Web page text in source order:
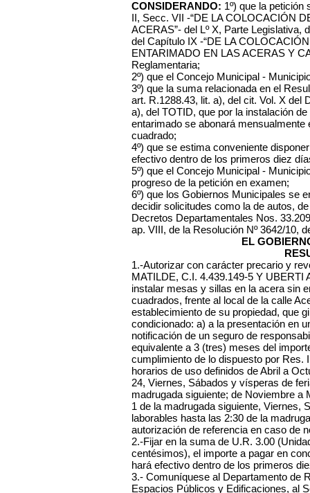
CONSIDERANDO: 1º) que la
II, Secc. VII -“DE LA COLOCACIÓN
ACERAS”- del Lº X, Parte Legislativa,
del Capítulo IX -“DE LA
ENTARIMADO EN LAS ACERAS Y
Reglamentaria;
2º) que el Concejo Municipal -
3º) que la suma relacionada en el
art. R.1288.43, lit. a), del cit. Vol. X del
a), del TOTID, que por la instalación
entarimado se abonará
cuadrado;
4º) que se estima conveniente
efectivo dentro de los primeros diez
5º) que el Concejo Municipal -
progreso de la petición en examen;
6º) que los Gobiernos Municipales se
decidir solicitudes como la de autos,
Decretos Departamentales Nos.
ap. VIII, de la Resolución Nº 3642/10,
EL
1.-Autorizar con carácter precario y
MATILDE, C.I. 4.439.149-5 Y UBERTI
instalar mesas y sillas en la acera sin
cuadrados, frente al local de la calle
establecimiento de su propiedad, que
condicionado: a) a la presentación en
notificación de un seguro de
equivalente a 3 (tres) meses del
cumplimiento de lo dispuesto por Res.
horarios de uso definidos de Abril a
24, Viernes, Sábados y vísperas de
madrugada siguiente; de Noviembre
1 de la madrugada siguiente, Viernes,
laborables hasta las 2:30 de la
autorización de referencia en caso de
2.-Fijar en la suma de U.R. 3.00
centésimos), el importe a pagar en
hará efectivo dentro de los primeros
3.- Comuníquese al Departamento de
Espacios Públicos y Edificaciones, al